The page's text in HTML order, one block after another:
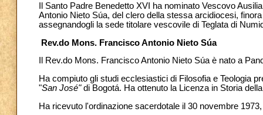
Il Santo Padre Benedetto XVI ha nominato Vescovo
Antonio Nieto Súa, del clero della stessa arcidiocesi,
assegnandogli la sede titolare vescovile di Teglata di
Rev.do Mons. Francisco Antonio Nieto Súa
Il Rev.do Mons. Francisco Antonio Nieto Súa è nato a
Ha compiuto gli studi ecclesiastici di Filosofia e Teologia
"San José"di Bogotá. Ha ottenuto la Licenza in Storia
Ha ricevuto l'ordinazione sacerdotale il 30 novembre